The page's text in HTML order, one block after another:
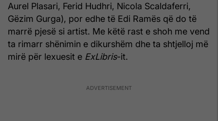
Aurel Plasari, Ferid Hudhri, Nicola Scaldaferri,
Gëzim Gurga), por edhe të Edi Ramës që do të
marrë pjesë si artist. Me këtë rast e shoh me vend
ta rimarr shënimin e dikurshëm dhe ta shtjelloj më
mirë për lexuesit e ExLibris-it.